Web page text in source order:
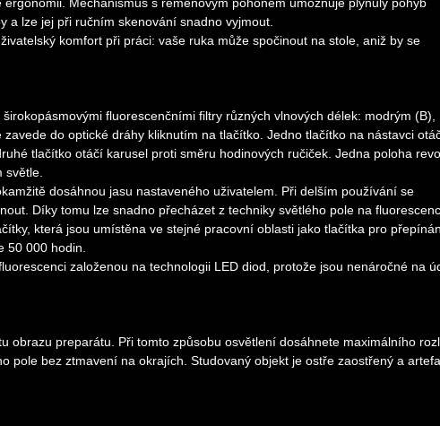
a lze jej při ručním skenování snadno vyjmout.
komfort při práci: vaše ruka může spočinout na stole, aniž by se
fluorescenčními filtry různých vlnových délek: modrým (B),
do optické dráhy kliknutím na tlačítko. Jedno tlačítko na nástavci
tlačítko otáčí karusel proti směru hodinových ručiček. Jedna poloha
dosáhnou jasu nastaveného uživatelem. Při delším používání se
Díky tomu lze snadno přecházet z techniky světlého pole na
která jsou umístěna ve stejné pracovní oblasti jako tlačítka pro
50 000 hodin.
založenou na technologii LED diod, protože jsou nenáročné na
obrazu preparátu. Při tomto způsobu osvětlení dosáhnete maximálního
pole bez ztmavení na okrajích. Studovaný objekt je ostře zaostřený a